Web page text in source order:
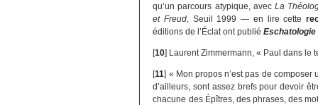
qu’un parcours atypique, avec La
et Freud, Seuil 1999 — en lire cette
éditions de l’Éclat ont publié
[10] Laurent Zimmermann, « Paul dans le
[11] « Mon propos n’est pas de
d’ailleurs, sont assez brefs pour devoir
chacune des Épîtres, des phrases, des